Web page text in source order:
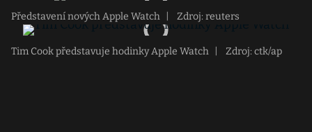
Představení nových Apple Watch Zdroj: reuters
Tim Cook představuje hodinky Apple Watch Zdroj: ctk/ap